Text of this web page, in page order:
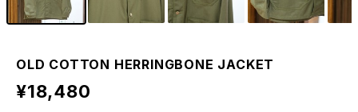
OLD COTTON HERRINGBONE JACKET
¥18,480